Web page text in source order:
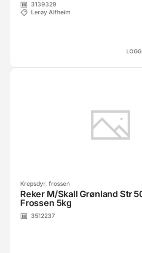
3139329
Lerøy Alfheim
Krepsdyr, frossen
Reker M/Skall Grønland Str
Frossen 5kg
3512237